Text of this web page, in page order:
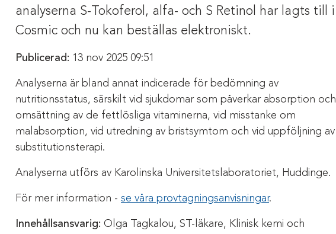
analyserna S-Tokoferol, alfa- och S Retinol har lagts till i
Cosmic och nu kan beställas elektroniskt.
Publicerad: 13 nov 2025 09:51
Analyserna är bland annat indicerade för bedömning av
nutritionsstatus, särskilt vid sjukdomar som påverkar absorption och
omsättning av de fettlösliga vitaminerna, vid misstanke om
malabsorption, vid utredning av bristsymtom och vid uppföljning av
substitutionsterapi.
Analyserna utförs av Karolinska Universitetslaboratoriet, Huddinge.
För mer information - se våra provtagningsanvisningar.
Innehållsansvarig: Olga Tagkalou, ST-läkare, Klinisk kemi och